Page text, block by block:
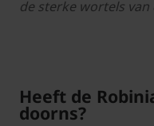
de sterke wortels van
Heeft de
doorns?